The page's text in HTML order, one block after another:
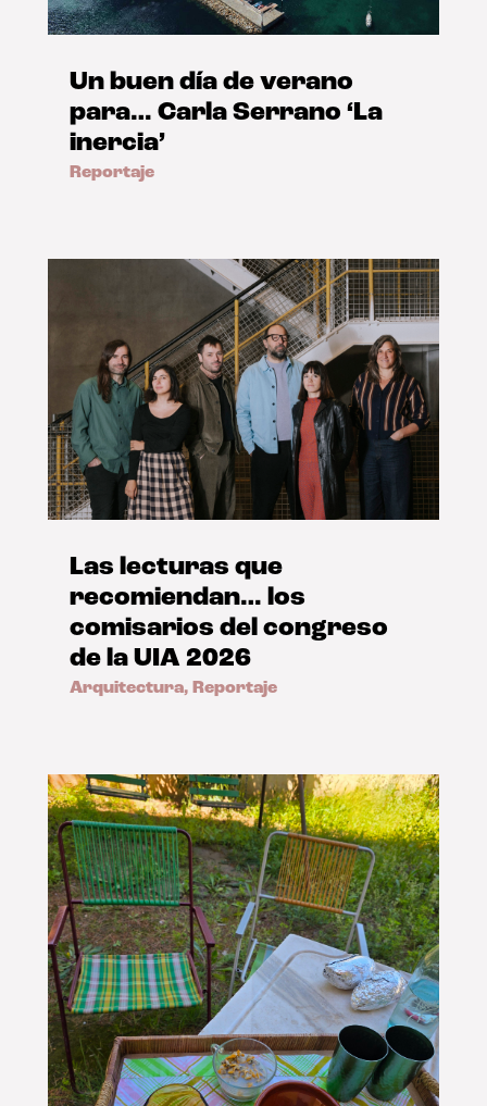
Un buen día de verano
para… Carla Serrano ‘La
inercia’
Reportaje
Las lecturas que
recomiendan… los
comisarios del congreso
de la UIA 2026
Arquitectura, Reportaje